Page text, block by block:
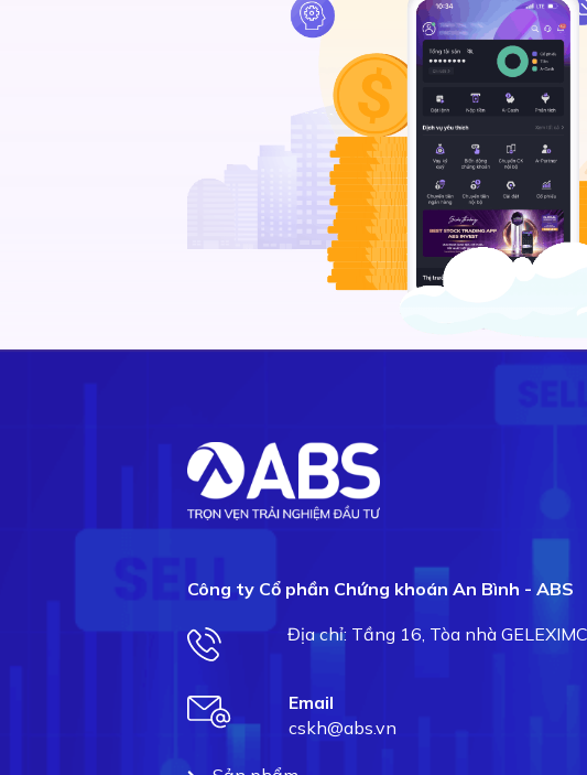
Công ty Cổ phần Chứng khoán An Bình - ABS
Địa chỉ: Tầng 16, Tòa nhà
Email
cskh@abs.vn